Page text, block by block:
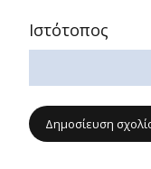
Ιστότοπος